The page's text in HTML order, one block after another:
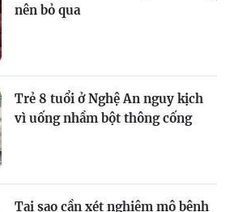
nên bỏ qua
Trẻ 8 tuổi ở Nghệ An nguy kịch
vì uống nhầm bột thông cống
Tại sao cần xét nghiệm mô bệnh